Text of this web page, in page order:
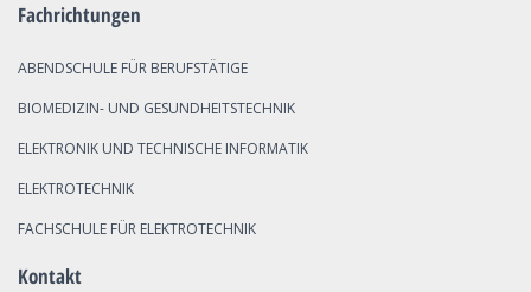
Fachrichtungen
ABENDSCHULE FÜR BERUFSTÄTIGE
BIOMEDIZIN- UND GESUNDHEITSTECHNIK
ELEKTRONIK UND TECHNISCHE INFORMATIK
ELEKTROTECHNIK
FACHSCHULE FÜR ELEKTROTECHNIK
Kontakt